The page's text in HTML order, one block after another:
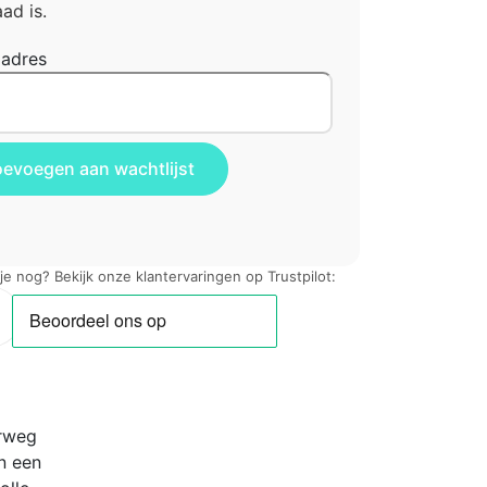
is.
nog? Bekijk onze klantervaringen op Trustpilot:
een